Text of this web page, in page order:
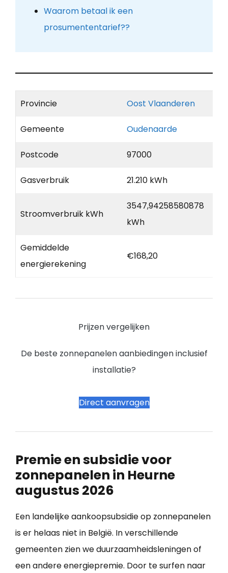
Waarom betaal ik een
prosumententarief??
Provincie Oost Vlaanderen
Gemeente Oudenaarde
Postcode 97000
Gasverbruik 21.210 kWh
Stroomverbruik kWh
3547,94258580878
kWh
Gemiddelde
energierekening
€168,20
Prijzen vergelijken
De beste zonnepanelen aanbiedingen inclusief
installatie?
Direct aanvragen
Premie en subsidie voor
zonnepanelen in Heurne
augustus 2026
Een landelijke aankoopsubsidie op zonnepanelen
is er helaas niet in België. In verschillende
gemeenten zien we duurzaamheidsleningen of
een andere energiepremie. Door te surfen naar